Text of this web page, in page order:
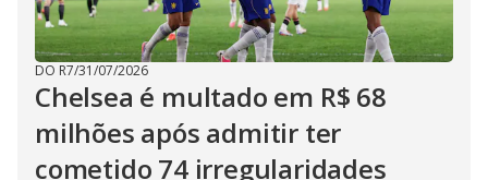
DO R7/31/07/2026
Chelsea é multado em R$ 68
milhões após admitir ter
cometido 74 irregularidades